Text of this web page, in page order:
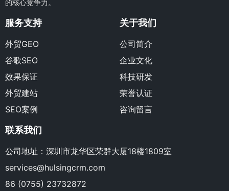
的核心竞争力。
服务支持
外贸GEO
谷歌SEO
效果保证
外贸建站
SEO案例
关于我们
公司简介
企业文化
科技研发
荣誉认证
咨询留言
联系我们
公司地址：深圳市龙华区荣群大厦18楼1809室
services@hulsingcrm.com
86 (0755) 23732872